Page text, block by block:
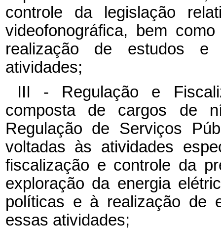
controle da legislação
videofonográfica, bem
realização de estudos e
atividades;
III - Regulação e
composta de cargos de
Regulação de Serviços
voltadas às atividades
fiscalização e controle da
exploração da energia
políticas e à realização de
essas atividades;